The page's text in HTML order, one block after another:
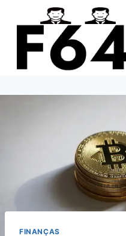
para
FINANÇAS